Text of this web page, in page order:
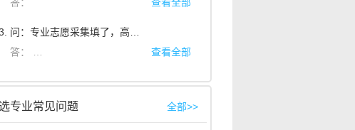
、考试科目等多维度智能筛选。2.往年录取最低分和发证计划可供参考3.就
校在录取时，尊重考生所选报的专业顺序。每个专业的录取要德
3. 问：专业志愿采集填了，高考志愿是否也必须要填
如果考生是确定要报考某所院校的，填完专业志愿后，在填报高考志
查看全部
选专业常见问题 全部>>